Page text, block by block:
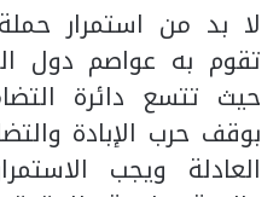
لا بد من استمرار
تقوم به عواصم دول
حيث تتسع دائرة
بوقف حرب الإبادة
العادلة ويجب